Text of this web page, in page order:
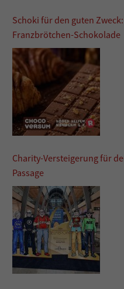
Schoki für den guten
Franzbrötchen-Schokolade
Charity-Versteigerung für
Passage